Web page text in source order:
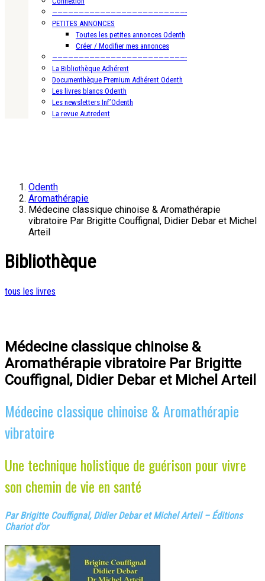
—————————————————————————-
PETITES ANNONCES
Toutes les petites annonces Odenth
Créer / Modifier mes annonces
—————————————————————————-
La Bibliothèque Adhérent
Documenthèque Premium Adhérent Odenth
Les livres blancs Odenth
Les newsletters Inf’Odenth
La revue Autredent
Odenth
Aromathérapie
Médecine classique chinoise & Aromathérapie
vibratoire Par Brigitte Couffignal, Didier Debar et Michel
Arteil
Bibliothèque
tous les livres
Médecine classique chinoise &
Aromathérapie vibratoire Par Brigitte
Couffignal, Didier Debar et Michel Arteil
Médecine classique chinoise & Aromathérapie
vibratoire
Une technique holistique de guérison pour vivre
son chemin de vie en santé
Par Brigitte Couffignal, Didier Debar et Michel Arteil – Éditions
Chariot d’or